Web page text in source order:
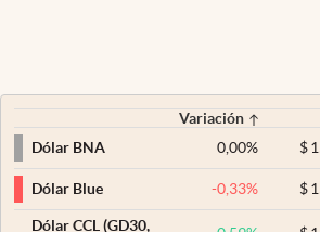
Variación
Dólar BNA
0,00% $
Dólar Blue -0,33% $
Dólar CCL (GD30,